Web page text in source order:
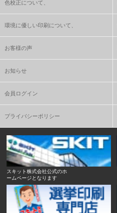
色校正について、
環境に優しい印刷について、
お客様の声
お知らせ
会員ログイン
プライバシーポリシー
スキット株式会社公式のホ
ームページとなります